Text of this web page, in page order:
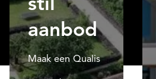
stil
aanbod
Maak een Qualis